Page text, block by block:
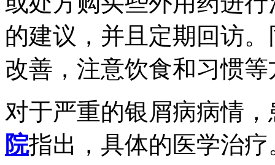
的建议，并且定期回访
改善，注意饮食和习惯
对于严重的银屑病病情
院指出，具体的医学治